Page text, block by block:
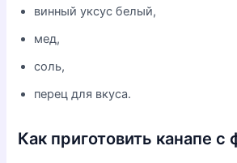
винный уксус белый,
мед,
соль,
перец для вкуса.
Как приготовить канапе с